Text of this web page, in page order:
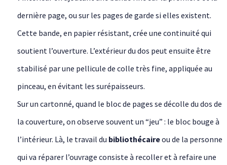
dernière page, ou sur les pages de garde si elles existent.
Cette bande, en papier résistant, crée une continuité qui
soutient l’ouverture. L’extérieur du dos peut ensuite être
stabilisé par une pellicule de colle très fine, appliquée au
pinceau, en évitant les surépaisseurs.
Sur un cartonné, quand le bloc de pages se décolle du dos de
la couverture, on observe souvent un “jeu” : le bloc bouge à
l’intérieur. Là, le travail du bibliothécaireou de la personne
qui va réparer l’ouvrage consiste à recoller et à refaire une